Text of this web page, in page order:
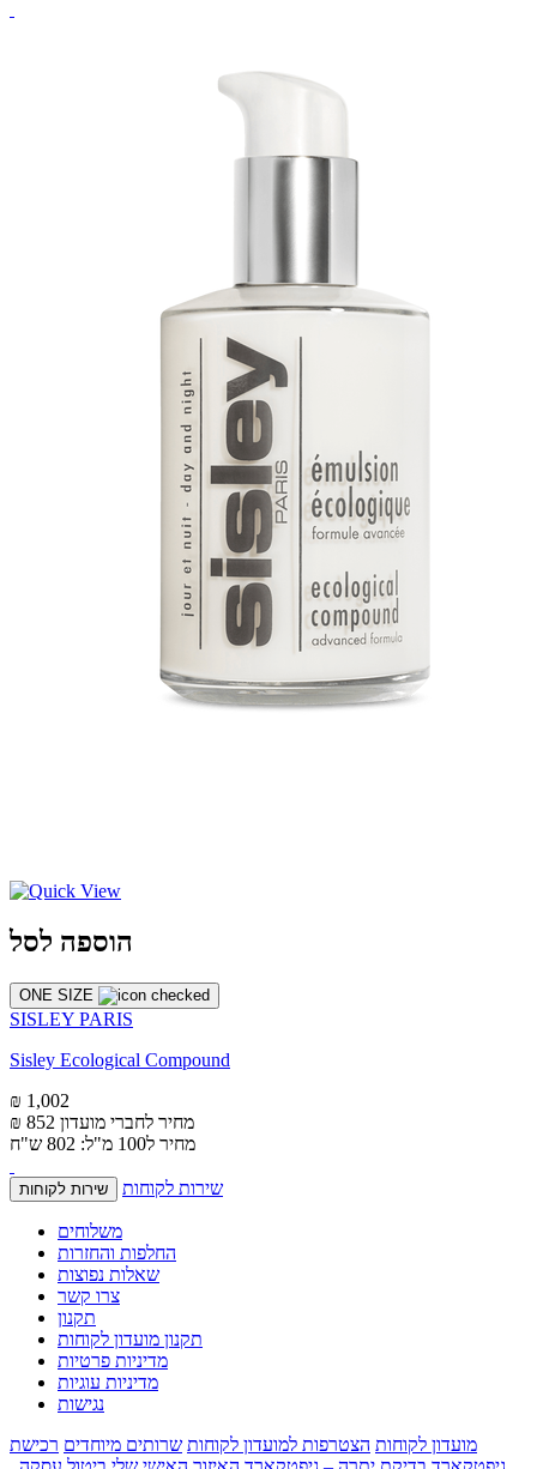
הוספה לסל
ONE SIZE
SISLEY PARIS
Sisley Ecological Compound
₪ 1,002
₪ 852 מחיר לחברי מועדון
מחיר ל100 מ"ל: 802 ש"ח
שירות לקוחות שירות לקוחות
משלוחים
החלפות והחזרות
שאלות נפוצות
צרו קשר
תקנון
תקנון מועדון לקוחות
מדיניות פרטיות
מדיניות עוגיות
נגישות
מועדון לקוחות הצטרפות למועדון לקוחות שרותים מיוחדים רכישת